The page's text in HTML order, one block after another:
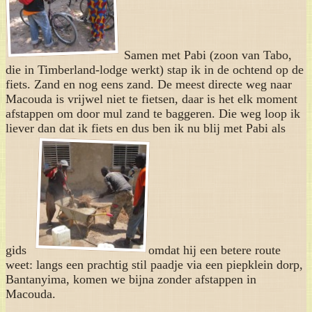
Samen met Pabi (zoon van Tabo,
die in Timberland-lodge werkt) stap ik in de ochtend op de
fiets. Zand en nog eens zand. De meest directe weg naar
Macouda is vrijwel niet te fietsen, daar is het elk moment
afstappen om door mul zand te baggeren. Die weg loop ik
liever dan dat ik fiets en dus ben ik nu blij met Pabi als
gids
omdat hij een betere route
weet: langs een prachtig stil paadje via een piepklein dorp,
Bantanyima, komen we bijna zonder afstappen in
Macouda.